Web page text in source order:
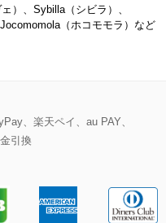
バッグ
）、Sybilla（シビラ）、
（ホコモモラ）など
、楽天ペイ、au PAY、
引換